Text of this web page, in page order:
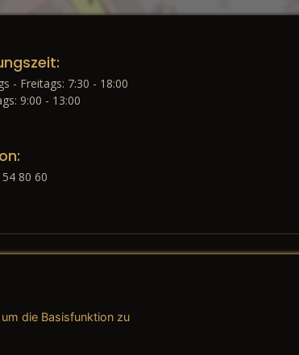
- Freitags: 7:30 - 18:00
9:00 - 13:00
80 60
→ AGB (Teile & Zubehör)
die Basisfunktion zu